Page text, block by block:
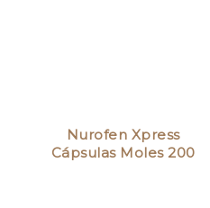
Nurofen Xpress
Cápsulas Moles 200